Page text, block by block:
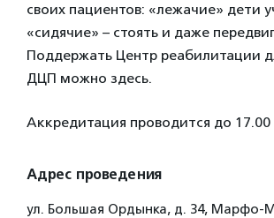
своих пациентов: «лежачие» дети
«сидячие» – стоять и даже
Поддержать Центр реабилитации
ДЦП можно здесь.
Аккредитация проводится до 17.00
Адрес проведения
ул. Большая Ордынка, д. 34, Марфо-